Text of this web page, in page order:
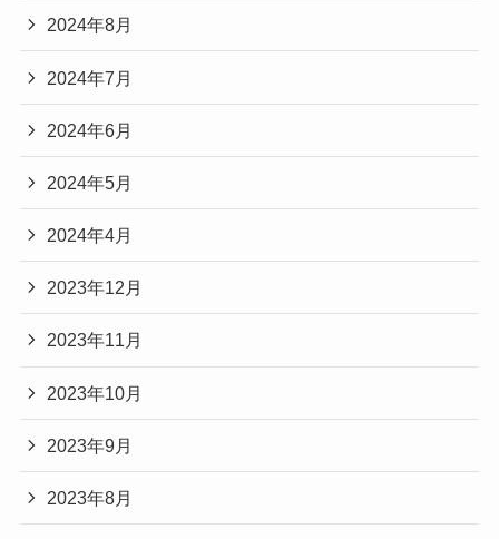
2024年8月
2024年7月
2024年6月
2024年5月
2024年4月
2023年12月
2023年11月
2023年10月
2023年9月
2023年8月